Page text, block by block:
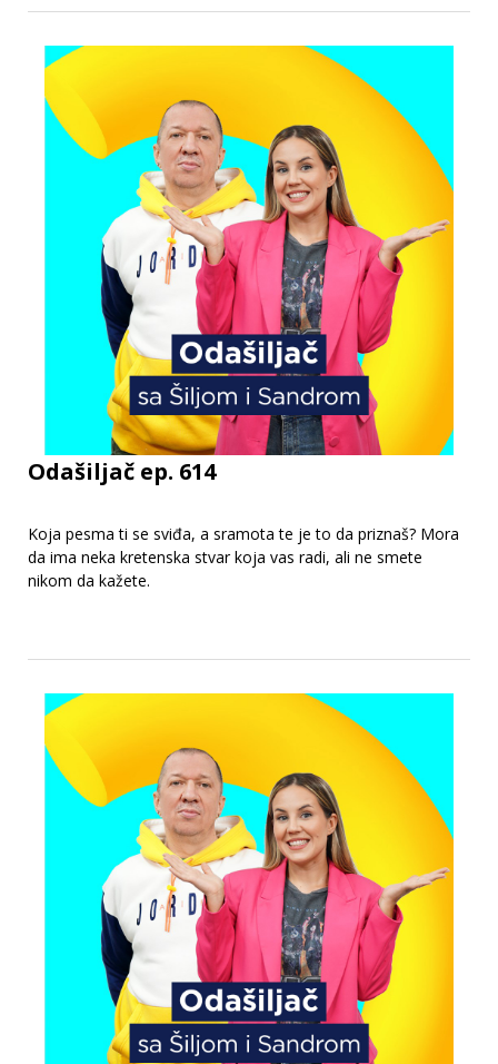
Odašiljač ep. 614
Koja pesma ti se sviđa, a sramota te je to da priznaš? Mora
da ima neka kretenska stvar koja vas radi, ali ne smete
nikom da kažete.